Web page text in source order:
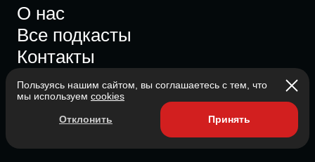
О нас
Все подкасты
Контакты
Состоит в ассоциации с 2023
Пользуясь нашим сайтом, вы соглашаетесь с тем, что
мы используем cookies
Отклонить Принять